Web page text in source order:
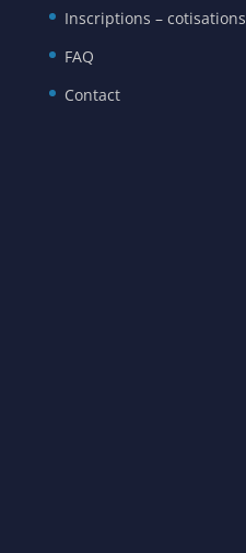
Inscriptions – cotisations
FAQ
Contact